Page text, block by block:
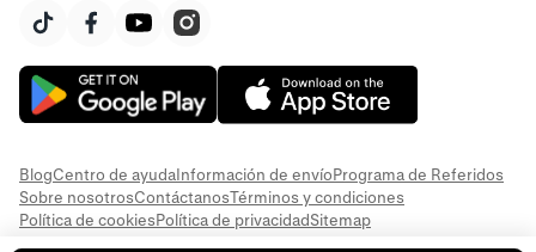
BlogCentro de ayudaInformación de envíoPrograma de Referidos
Sobre nosotrosContáctanosTérminos y condiciones
Política de cookiesPolítica de privacidadSitemap